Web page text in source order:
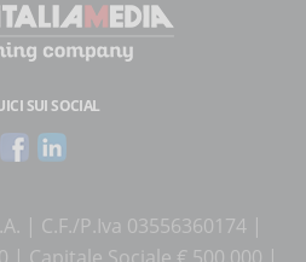
SUI SOCIAL
| C.F./P.Iva 03556360174 |